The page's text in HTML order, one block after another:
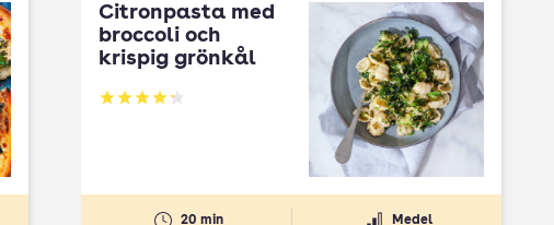
Citronpasta med
broccoli och
krispig grönkål
Betyg: 4.27 av 5
20 min Medel